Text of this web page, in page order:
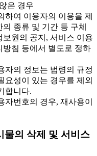
은 경우
여 이용자의 이용을 제
종류 및 기간 등 구체
보원의 공지, 서비스 이용
방침 등에서 별도로 정하
의 정보는 법령의 규정
요성이 있는 경우를 제외
합니다.
번호의 경우, 재사용이
물의 삭제 및 서비스